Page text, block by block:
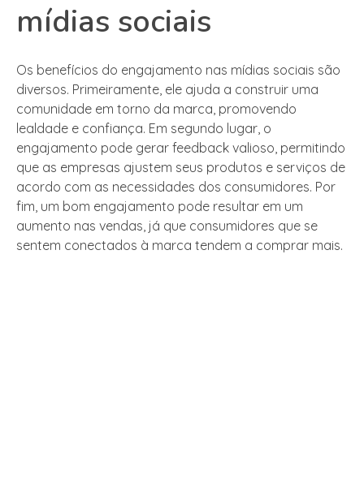
mídias sociais
Os benefícios do engajamento nas mídias sociais são
diversos. Primeiramente, ele ajuda a construir uma
comunidade em torno da marca, promovendo
lealdade e confiança. Em segundo lugar, o
engajamento pode gerar feedback valioso, permitindo
que as empresas ajustem seus produtos e serviços de
acordo com as necessidades dos consumidores. Por
fim, um bom engajamento pode resultar em um
aumento nas vendas, já que consumidores que se
sentem conectados à marca tendem a comprar mais.